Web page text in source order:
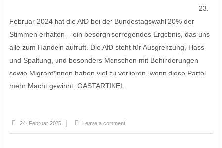
23.
Februar 2024 hat die AfD bei der Bundestagswahl 20% der
Stimmen erhalten – ein besorgniserregendes Ergebnis, das uns
alle zum Handeln aufruft. Die AfD steht für Ausgrenzung, Hass
und Spaltung, und besonders Menschen mit Behinderungen
sowie Migrant*innen haben viel zu verlieren, wenn diese Partei
mehr Macht gewinnt. GASTARTIKEL
24. Februar 2025 Leave a comment